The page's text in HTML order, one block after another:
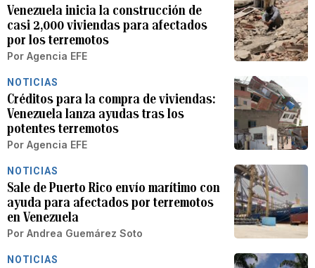
Venezuela inicia la construcción de
casi 2,000 viviendas para afectados
por los terremotos
Por Agencia EFE
NOTICIAS
Créditos para la compra de viviendas:
Venezuela lanza ayudas tras los
potentes terremotos
Por Agencia EFE
NOTICIAS
Sale de Puerto Rico envío marítimo con
ayuda para afectados por terremotos
en Venezuela
Por Andrea Guemárez Soto
NOTICIAS